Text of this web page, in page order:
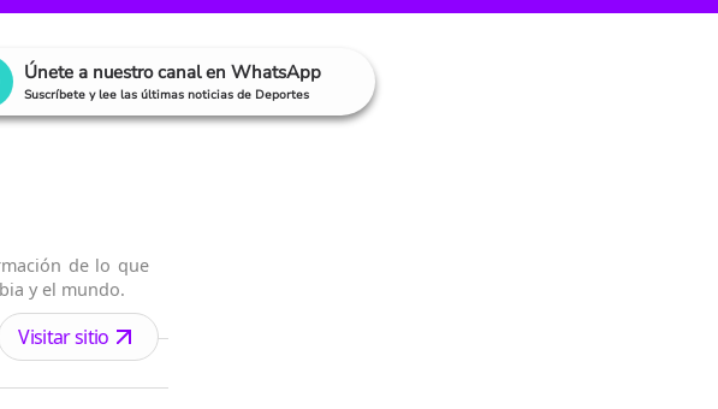
Únete a nuestro canal en WhatsApp
Suscríbete y lee las últimas noticias de Deportes
de lo que
y el mundo.
Visitar sitio